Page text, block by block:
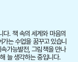
다. 책 속의 세계와 마음의
는 수업을 꿈꾸고 있습니
가능발전, 그림책을 만나
늘 생각하는 중입니다.